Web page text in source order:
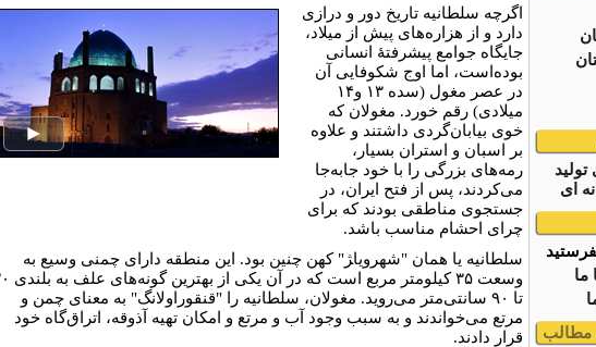
تولید
ای
ما
مطالب
اگرچه سلطانیه تاریخ دور و درازی
دارد و از هزاره‌های پیش از میلاد،
جایگاه جوامع پیشرفتۀ انسانی
بوده‌است، اما اوج شکوفایی آن
در عصر مغول (سده ۱۳ و۱۴
میلادی) رقم خورد. مغولان که
خوی بیابان‌گردی داشتند و علاوه
بر اسبان و استران بسیار،
رمه‌های بزرگی را با خود جابه‌جا
می‌کردند، پس از فتح ایران، در
جستجوی مناطقی بودند که برای
چرای احشام مناسب باشد.
سلطانیه یا همان "شهرویا‍ژ" کهن چنین بود. این منطقه دارای چمنی وسیع به
وسعت ۳۵ کیلومتر
تا ۹۰ سانتی‌متر می‌روید. مغولان، سلطانیه را "قنقوراولانگ" به معنای چمن و
مرتع می‌خواندند و به سبب وجود آب و مرتع و امکان تهیه آذوقه، اتراق‌گاه خود
قرار دادند.